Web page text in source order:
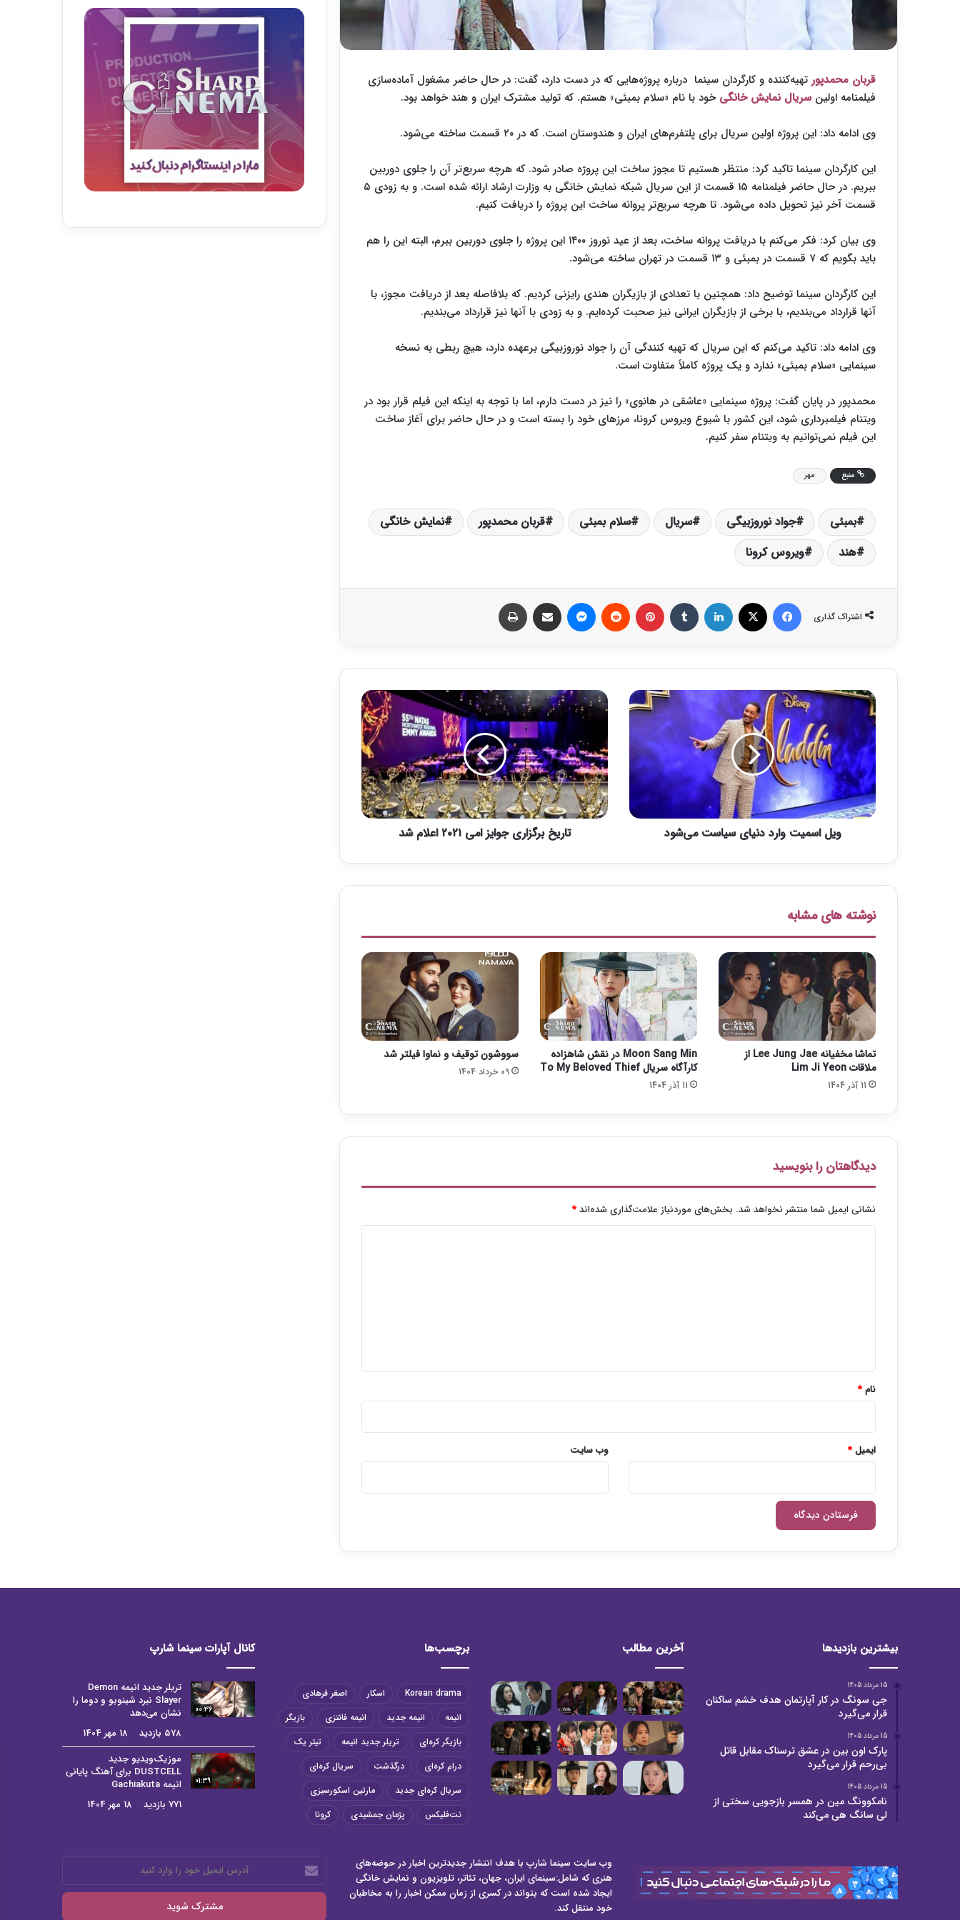
قربان محمدپور تهیه‌کننده و کارگردان سینما درباره پروژه‌هایی که در دست دارد، گفت: در حال حاضر مشغول آماده‌سازی
فیلمنامه اولینسریال نمایش خانگی خود با نام «سلام بمبئی» هستم. که تولید مشترک ایران و هند خواهد بود.
وی ادامه داد: این پروژه اولین سریال برای پلتفرم‌های ایران و هندوستان است. که در ۲۰ قسمت ساخته می‌شود.
این کارگردان سینما تاکید کرد: منتظر هستیم تا مجوز ساخت این پروژه صادر شود. که هرچه سریع‌تر آن را جلوی دوربین
ببریم. در حال حاضر فیلمنامه ۱۵ قسمت از این سریال شبکه نمایش خانگی به وزارت ارشاد ارائه شده است. و به زودی ۵
قسمت آخر نیز تحویل داده می‌شود. تا هرچه سریع‌تر پروانه ساخت این پروژه را دریافت کنیم.
وی بیان کرد: فکر می‌کنم با دریافت پروانه ساخت، بعد از عید نوروز
این پروژه را جلوی دوربین ببرم، البته این را هم
باید بگویم که ۷ قسمت در بمبئی و ۱۳ قسمت در تهران ساخته می‌شود.
این کارگردان سینما توضیح داد: همچنین با تعدادی از بازیگران هندی رایزنی کردیم. که بلافاصله بعد از دریافت مجوز، با
آنها قرارداد می‌بندیم، با برخی از بازیگران ایرانی نیز صحبت کرده‌ایم. و به زودی با آنها نیز قرارداد می‌بندیم.
وی ادامه داد: تاکید می‌کنم که این سریال که تهیه کنندگی آن را جواد نوروزبیگی برعهده دارد، هیچ ربطی به نسخه
سینمایی «سلام بمبئی» ندارد و یک پروژه کاملاً متفاوت است.
محمدپور در پایان گفت: پروژه سینمایی «عاشقی در هانوی» را نیز در دست دارم، اما با توجه به اینکه این فیلم قرار بود در
ویتنام فیلمبرداری شود، این کشور با شیوع ویروس کرونا، مرزهای خود را بسته است و در حال حاضر برای آغاز ساخت
این فیلم نمی‌توانیم به ویتنام سفر کنیم.
منبع مهر
بمبئی جواد نوروزبیگی سریال سلام بمبئی قربان محمدپور
نمایش خانگی
هند
ویروس کرونا
اشتراک گذاری
و
ی
ل
ا
س
م
ی
ت
و
د
ی
ا
ی
س
ی
ا
س
ت
م
ی‌
ش
و
د
ویل اسمیت وارد دنیای سیاست می‌شود
ت
ا
ی
خ
ب
ر
گ
ز
ی
ز
ا
م
ی
۲
۰
۲
۱
ا
ع
م
تاریخ برگزاری جوایز امی ۲۰۲۱ اعلام شد
نوشته های مشابه
تماشا مخفیانه Lee Jung Jae از
ملاقات Lim Ji Yeon
11 آذر 1404
Moon Sang Min در نقش شاهزاده
کارآگاه سریال To My Beloved Thief
11 آذر 1404
سووشون توقیف و نماوا فیلتر شد
09 خرداد 1404
دیدگاهتان را بنویسید
نشانی ایمیل شما منتشر نخواهد شد. بخش‌های موردنیاز علامت‌گذاری شده‌اند*
نام*
ایمیل* وب‌ سایت
بیشترین بازدیدها
15 مرداد 1405
جی سونگ در کار آپارتمان هدف خشم ساکنان
قرار می‌گیرد
15 مرداد 1405
پارک اون بین در عشق ترسناک مقابل قاتل
بی‌رحم قرار می‌گیرد
15 مرداد 1405
نامکوونگ مین در همسر بازجویی سختی از
لی سانگ هی می‌کند
آخرین مطالب برچسب‌ها
Korean drama اسکار
اصغر فرهادی
انیمه
انیمه جدید انیمه فانتزی
بازیگر
بازیگر کره‌ای
تریلر جدید انیمه
تیتر یک
درام کره‌ای
درگذشت
سریال کره‌ای
سریال کره‌ای جدید
مارتین اسکورسیزی
نت‌فلیکس
پژمان جمشیدی کرونا
کانال آپارات سینما شارپ
00:36
تریلر جدید انیمه Demon
Slayer نبرد شینوبو و دوما را
نشان می‌دهد
578 بازدید
18 مهر 1404
01:39
موزیک‌ویدیو جدید
DUSTCELL برای آهنگ پایانی
انیمه Gachiakuta
771 بازدید
18 مهر 1404
وب سایت سینما شارپ با هدف انتشار جدیدترین اخبار در حوضه‌های
هنری که شامل:سینمای ایران، جهان، تئاتر، تلویزیون و نمایش خانگی
ایجاد شده است که بتواند در کسری از زمان ممکن اخبار را به مخاطبان
خود منتقل کند.
آدرس
ایمیل
خود